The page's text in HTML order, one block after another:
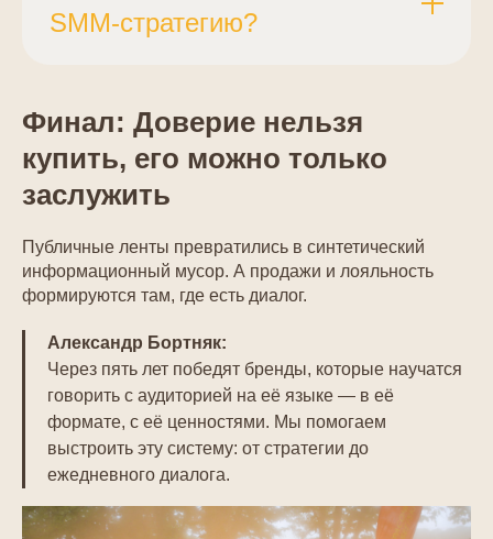
целевая аудитория, какие форматы она
потребляет. Затем — выделите ядро
Дальше — масштабируйте успешную
модель, сохраняя личный контакт.
SMM-стратегию?
контента. Оптимизируйте заголовки,
структуру и фактологию материалов так,
чтобы нейросети могли их цитировать.
приватными точками контакта — это
создаёт устойчивую экосистему
Финал: Доверие нельзя
купить, его можно только
заслужить
Публичные ленты превратились в синтетический
информационный мусор. А продажи и лояльность
формируются там, где есть диалог.
Александр Бортняк:
Через пять лет победят бренды, которые научатся
говорить с аудиторией на её языке — в её
формате, с её ценностями. Мы помогаем
выстроить эту систему: от стратегии до
ежедневного диалога.